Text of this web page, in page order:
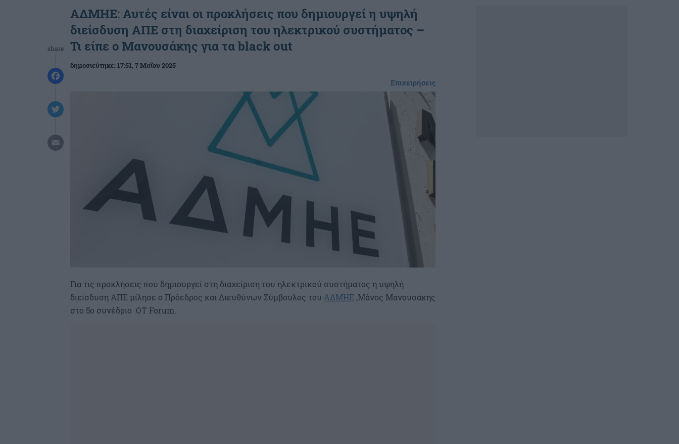
share
ΑΔΜΗΕ: Αυτές είναι οι προκλήσεις που δημιουργεί η υψηλή
διείσδυση ΑΠΕ στη διαχείριση του ηλεκτρικού συστήματος –
Τι είπε ο Μανουσάκης για τα black out
δημοσιεύτηκε:17:51, 7 Μαΐου 2025
Επιχειρήσεις
Για τις προκλήσεις που δημιουργεί στη διαχείριση του ηλεκτρικού συστήματος η υψηλή
διείσδυση ΑΠΕ μίλησε ο Πρόεδρος και Διευθύνων Σύμβουλος του ΑΔΜΗΕ ,Μάνος Μανουσάκης
στο 5ο συνέδριο OT Forum.